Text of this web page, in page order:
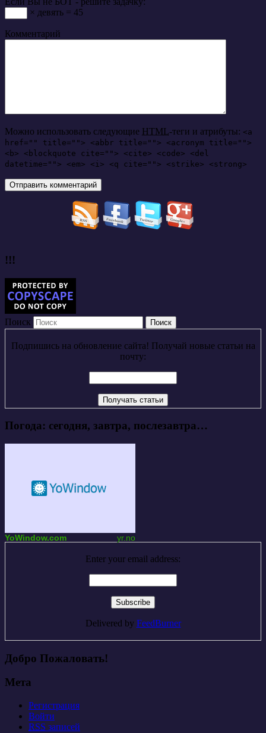
× девять = 45
Комментарий
Можно использовать следующие HTML-теги и атрибуты: <a
href="" title=""> <abbr title=""> <acronym title="">
<b> <blockquote cite=""> <cite> <code> <del
datetime=""> <em> <i> <q cite=""> <strike> <strong>
!!!
Поиск
Подпишись на обновление сайта! Получай новые статьи на
почту:
Погода: сегодня, завтра, послезавтра…
YoWindow.com yr.no
Enter your email address:
Delivered by FeedBurner
Добро Пожаловать!
Мета
Регистрация
Войти
RSS записей